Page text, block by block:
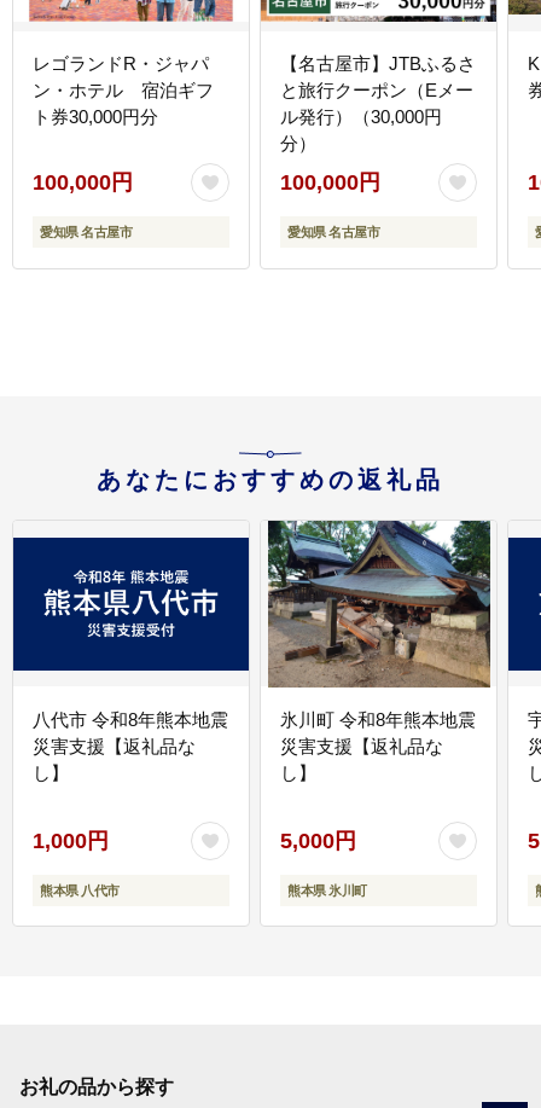
レゴランドR・ジャパ
ン・ホテル 宿泊ギフ
ト券30,000円分
100,000円
愛知県 名古屋市
【名古屋市】JTBふるさ
と旅行クーポン（Eメー
ル発行）（30,000円
分）
100,000円
愛知県 名古屋市
あなたにおすすめの返礼品
八代市 令和8年熊本地震
災害支援【返礼品な
し】
1,000円
熊本県 八代市
氷川町 令和8年熊本地震
災害支援【返礼品な
し】
5,000円
熊本県 氷川町
お礼の品から探す